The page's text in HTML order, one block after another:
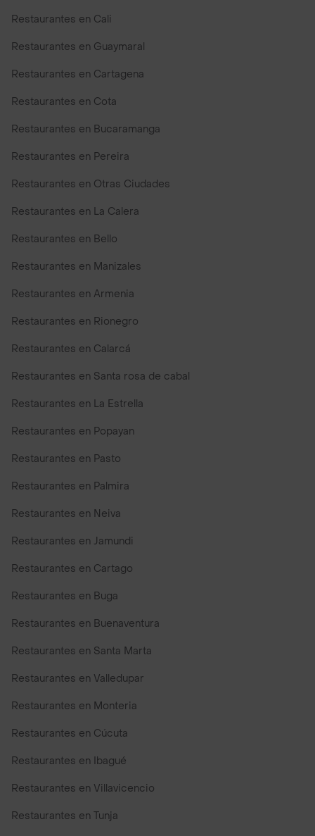
Restaurantes en Cali
Restaurantes en Guaymaral
Restaurantes en Cartagena
Restaurantes en Cota
Restaurantes en Bucaramanga
Restaurantes en Pereira
Restaurantes en Otras Ciudades
Restaurantes en La Calera
Restaurantes en Bello
Restaurantes en Manizales
Restaurantes en Armenia
Restaurantes en Rionegro
Restaurantes en Calarcá
Restaurantes en Santa rosa de cabal
Restaurantes en La Estrella
Restaurantes en Popayan
Restaurantes en Pasto
Restaurantes en Palmira
Restaurantes en Neiva
Restaurantes en Jamundi
Restaurantes en Cartago
Restaurantes en Buga
Restaurantes en Buenaventura
Restaurantes en Santa Marta
Restaurantes en Valledupar
Restaurantes en Monteria
Restaurantes en Cúcuta
Restaurantes en Ibagué
Restaurantes en Villavicencio
Restaurantes en Tunja